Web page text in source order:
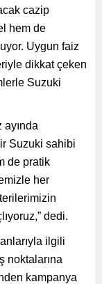
cazip
hem de
Uygun faiz
dikkat çeken
Suzuki
Suzuki sahibi
de pratik
her
dedi.
ilgili
noktalarına
kampanya